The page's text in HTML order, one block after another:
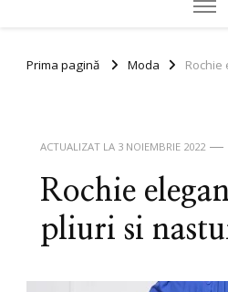
Prima pagină Moda Rochie
ACTUALIZAT LA 3 NOIEMBRIE 2022
Rochie
pliuri si